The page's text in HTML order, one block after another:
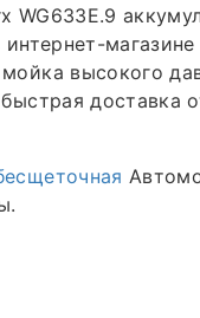
WG633E.9
высокого
доставка